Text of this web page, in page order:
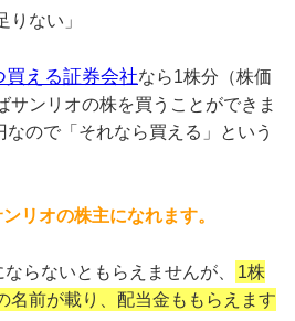
りない」
買える証券会社なら1株分（株価
サンリオの株を買うことができま
ので「それなら買える」という
リオの株主になれます。
らないともらえませんが、
1株
名前が載り、配当金ももらえます